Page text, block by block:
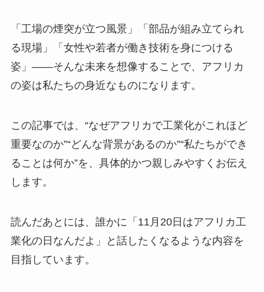
「工場の煙突が立つ風景」「部品が組み立てられ
る現場」「女性や若者が働き技術を身につける
姿」――そんな未来を想像することで、アフリカ
の姿は私たちの身近なものになります。
この記事では、“なぜアフリカで工業化がこれほど
重要なのか”“どんな背景があるのか”“私たちができ
ることは何か”を、具体的かつ親しみやすくお伝え
します。
読んだあとには、誰かに「11月20日はアフリカ工
業化の日なんだよ」と話したくなるような内容を
目指しています。